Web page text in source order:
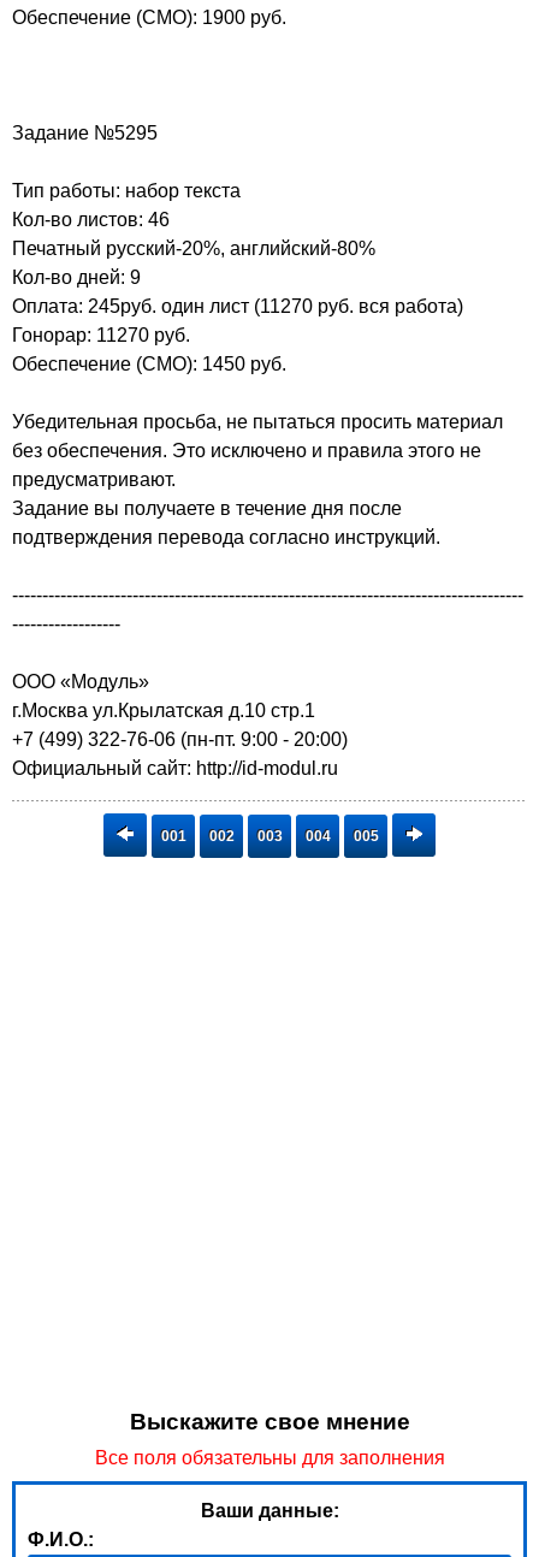
Обеспечение (СМО): 1900 руб.
Задание №5295
Тип работы: набор текста
Кол-во листов: 46
Печатный русский-20%, английский-80%
Кол-во дней: 9
Оплата: 245руб. один лист (11270 руб. вся работа)
Гонорар: 11270 руб.
Обеспечение (СМО): 1450 руб.
Убедительная просьба, не пытаться просить материал
без обеспечения. Это исключено и правила этого не
предусматривают.
Задание вы получаете в течение дня после
подтверждения перевода согласно инструкций.
-------------------------------------------------------------------------------------
------------------
ООО «Модуль»
г.Москва ул.Крылатская д.10 стр.1
+7 (499) 322-76-06 (пн-пт. 9:00 - 20:00)
Официальный сайт: http://id-modul.ru
001 002 003 004 005
Выскажите свое мнение
Все поля обязательны для заполнения
Ваши данные:
Ф.И.О.: